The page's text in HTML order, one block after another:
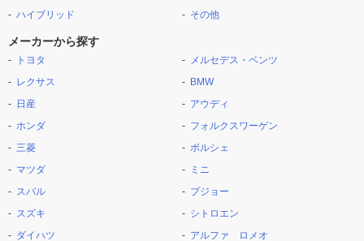
ハイブリッド
その他
メーカーから探す
トヨタ
レクサス
日産
ホンダ
三菱
マツダ
スバル
スズキ
ダイハツ
メルセデス・ベンツ
BMW
アウディ
フォルクスワーゲン
ポルシェ
ミニ
プジョー
シトロエン
アルファ ロメオ